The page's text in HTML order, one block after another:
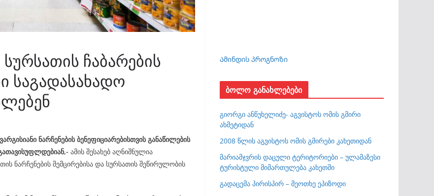
ჩაბარების
საგადასახადო
ნარჩენების ბენეფიციარებისთვის განაწილების
ამის შესახებ აღნიშნულია
ნარჩენების შემცირებისა და სურსათის შეწირულობის
Ამინდის პროგნოზი
ბოლო განახლებები
გიორგი ანწუხელიძე- აგვისტოს ომის გმირი
ახმეტიდან
2008 წლის აგვისტოს ომის გმირები კახეთიდან
მარიამჯვრის დაცული ტერიტორიები – ულამაზესი
ტურისტული მიმართულება კახეთში
გადაცემა პირისპირ – მეოთხე ეპიზოდი